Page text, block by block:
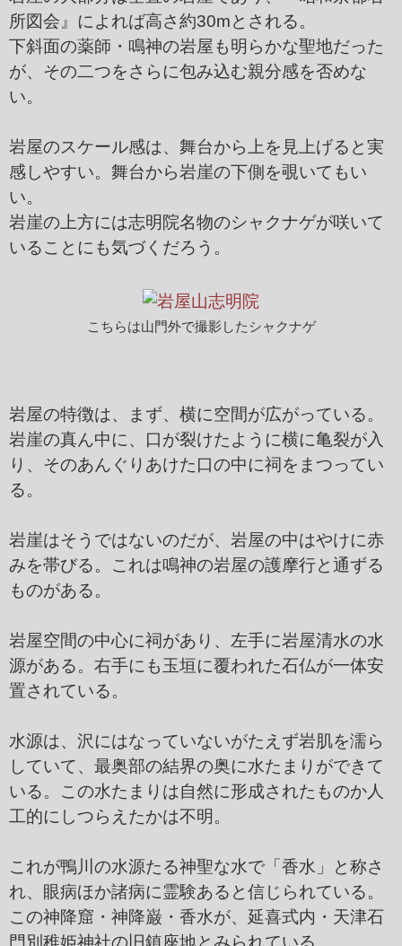
所図会』によれば高さ約30mとされる。
下斜面の薬師・鳴神の岩屋も明らかな聖地だった
が、その二つをさらに包み込む親分感を否めな
い。
岩屋のスケール感は、舞台から上を見上げると実
感しやすい。舞台から岩崖の下側を覗いてもい
い。
岩崖の上方には志明院名物のシャクナゲが咲いて
いることにも気づくだろう。
こちらは山門外で撮影したシャクナゲ
岩屋の特徴は、まず、横に空間が広がっている。
岩崖の真ん中に、口が裂けたように横に亀裂が入
り、そのあんぐりあけた口の中に祠をまつってい
る。
岩崖はそうではないのだが、岩屋の中はやけに赤
みを帯びる。これは鳴神の岩屋の護摩行と通ずる
ものがある。
岩屋空間の中心に祠があり、左手に岩屋清水の水
源がある。右手にも玉垣に覆われた石仏が一体安
置されている。
水源は、沢にはなっていないがたえず岩肌を濡ら
していて、最奥部の結界の奥に水たまりができて
いる。この水たまりは自然に形成されたものか人
工的にしつらえたかは不明。
これが鴨川の水源たる神聖な水で「香水」と称さ
れ、眼病ほか諸病に霊験あると信じられている。
この神降窟・神降巌・香水が、延喜式内・天津石
門別稚姫神社の旧鎮座地とみられている。